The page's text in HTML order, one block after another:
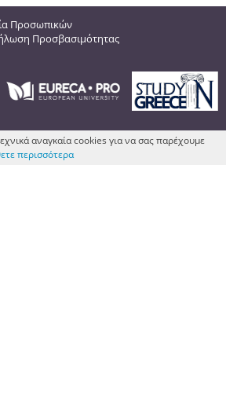
Προσωπικών
Προσβασιμότητας
αναγκαία cookies για να σας παρέχουμε
περισσότερα